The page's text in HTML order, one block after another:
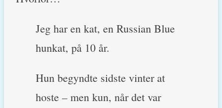
Jeg har en kat, en Russian Blue
hunkat, på 10 år.
Hun begyndte sidste vinter at
hoste – men kun, når det var